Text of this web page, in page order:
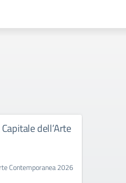
dell’Arte
Contemporanea 2026